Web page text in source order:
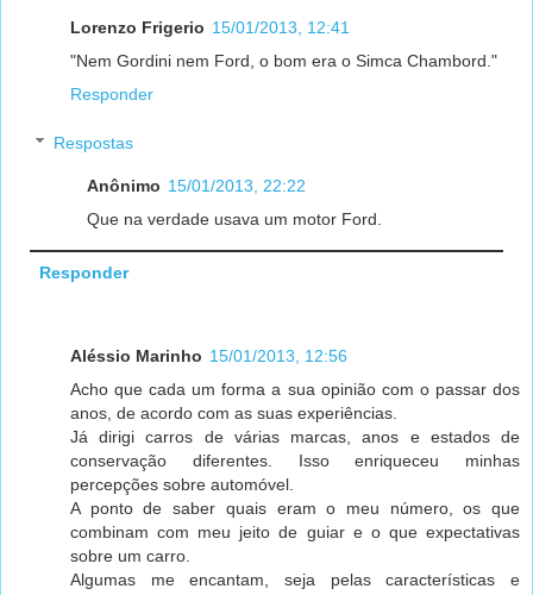
Lorenzo Frigerio 15/01/2013, 12:41
"Nem Gordini nem Ford, o bom era o Simca Chambord."
Responder
Respostas
Anônimo 15/01/2013, 22:22
Que na verdade usava um motor Ford.
Responder
Aléssio Marinho 15/01/2013, 12:56
Acho que cada um forma a sua opinião com o passar dos
anos, de acordo com as suas experiências.
Já dirigi carros de várias marcas, anos e estados de
conservação diferentes. Isso enriqueceu minhas
percepções sobre automóvel.
A ponto de saber quais eram o meu número, os que
combinam com meu jeito de guiar e o que expectativas
sobre um carro.
Algumas me encantam, seja pelas características e